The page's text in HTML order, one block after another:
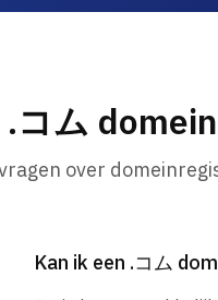
コム
over
Kan ik een .コム